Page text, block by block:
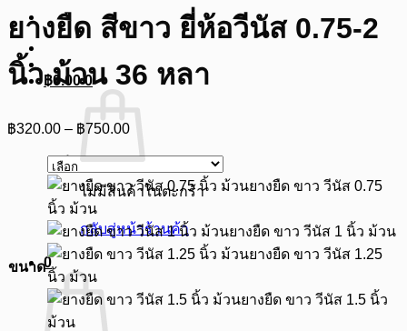
฿0.00 0
ไม่มีสินค้าในตะกร้า
กลับสู่หน้าร้านค้า
0
ยางยืด สีขาว ยี่ห้อวีนัส 0.75-2
นิ้ว ม้วน 36 หลา
฿320.00 – ฿750.00Price
range:
฿320.00
through
฿750.00
ขนาด
ยางยืด ขาว วีนัส 0.75
นิ้ว ม้วน
ยางยืด ขาว วีนัส 1 นิ้ว ม้วน
ยางยืด ขาว วีนัส 1.25
นิ้ว ม้วน
ยางยืด ขาว วีนัส 1.5 นิ้ว
ม้วน